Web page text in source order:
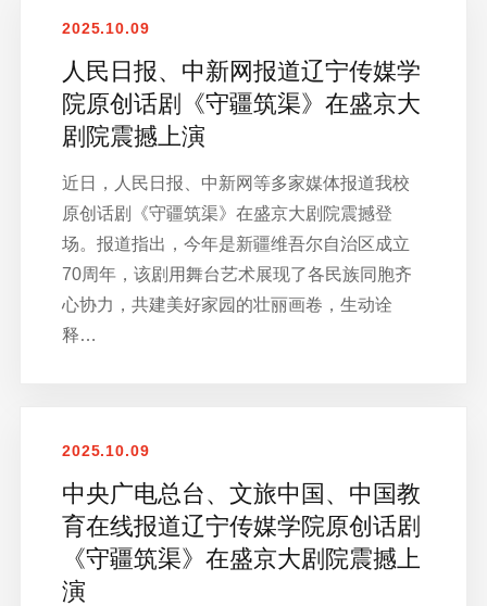
2025.10.09
人民日报、中新网报道辽宁传媒学
院原创话剧《守疆筑渠》在盛京大
剧院震撼上演
近日，人民日报、中新网等多家媒体报道我校
原创话剧《守疆筑渠》在盛京大剧院震撼登
场。报道指出，今年是新疆维吾尔自治区成立
70周年，该剧用舞台艺术展现了各民族同胞齐
心协力，共建美好家园的壮丽画卷，生动诠
释…
2025.10.09
中央广电总台、文旅中国、中国教
育在线报道辽宁传媒学院原创话剧
《守疆筑渠》在盛京大剧院震撼上
演